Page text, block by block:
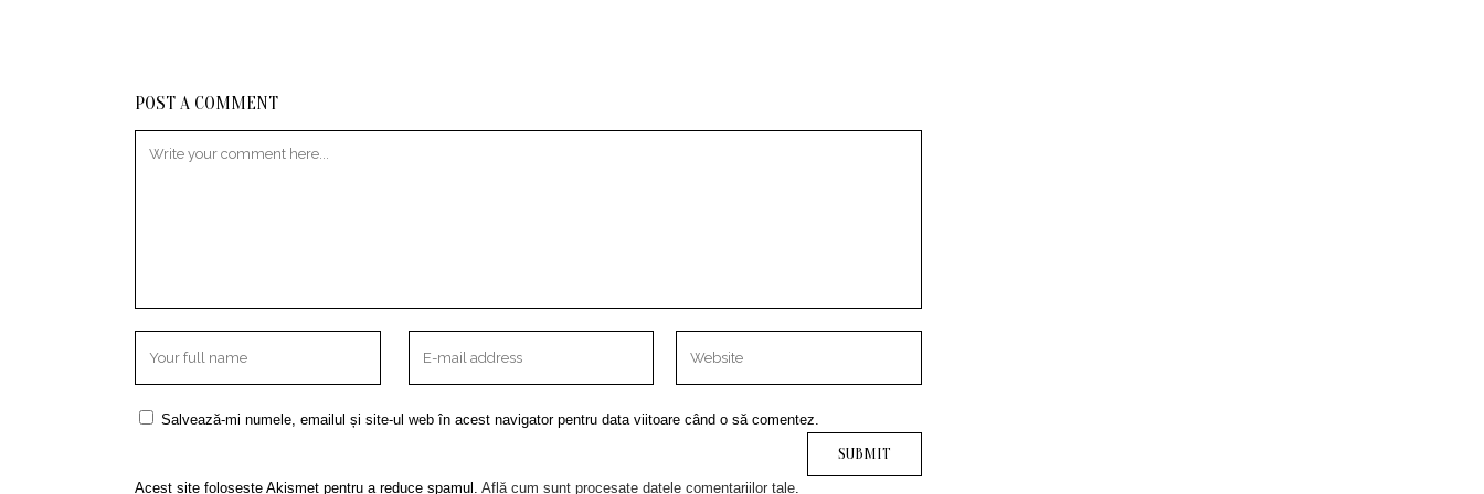
POST A COMMENT
Salvează-mi numele, emailul și site-ul web în acest navigator pentru data viitoare când o să comentez.
Acest site folosește Akismet pentru a reduce spamul. Află cum sunt procesate datele comentariilor tale.